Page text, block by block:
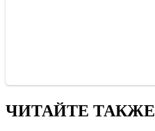
ЧИТАЙТЕ ТАКЖЕ